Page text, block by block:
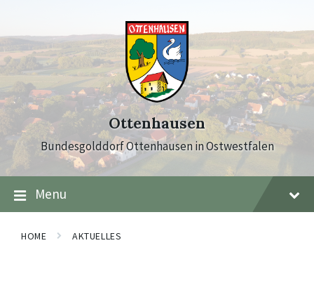
content
main
navigation
footer
Ottenhausen
Bundesgolddorf Ottenhausen in Ostwestfalen
Menu
HOME AKTUELLES